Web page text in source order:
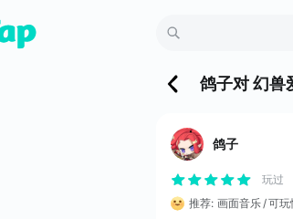
鸽子对幻兽
鸽子
玩过
推荐: 画面音乐 可玩